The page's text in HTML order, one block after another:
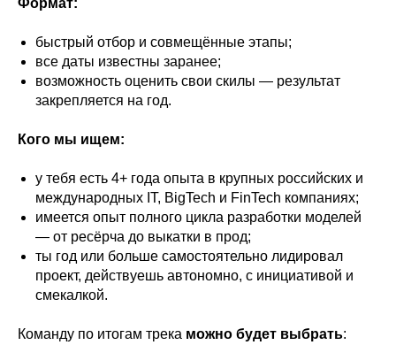
Формат:
быстрый отбор и совмещённые этапы;
все даты известны заранее;
возможность оценить свои скилы — результат
закрепляется на год.
Кого мы ищем:
у тебя есть 4+ года опыта в крупных российских и
международных IT, BigTech и FinTech компаниях;
имеется опыт полного цикла разработки моделей
— от ресёрча до выкатки в прод;
ты год или больше самостоятельно лидировал
проект, действуешь автономно, с инициативой и
смекалкой.
Команду по итогам трека можно будет выбрать: